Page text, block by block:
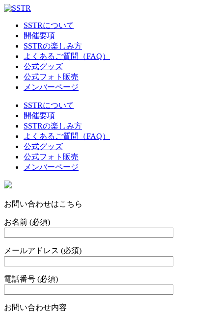
SSTRについて
開催要項
SSTRの楽しみ方
よくあるご質問（FAQ）
公式グッズ
公式フォト販売
メンバーページ
SSTRについて
開催要項
SSTRの楽しみ方
よくあるご質問（FAQ）
公式グッズ
公式フォト販売
メンバーページ
お問い合わせはこちら
お名前 (必須)
メールアドレス (必須)
電話番号 (必須)
お問い合わせ内容